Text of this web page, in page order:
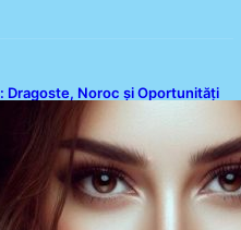
Dragoste, Noroc și Oportunități
în Weekendul 8-9 August